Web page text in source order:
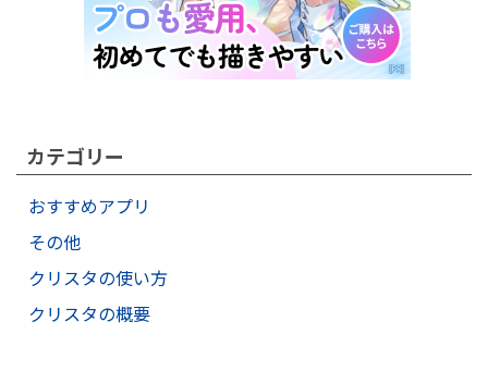
カテゴリー
おすすめアプリ
その他
クリスタの使い方
クリスタの概要